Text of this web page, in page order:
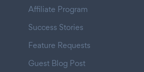
Affiliate Program
Success Stories
Feature Requests
Guest Blog Post